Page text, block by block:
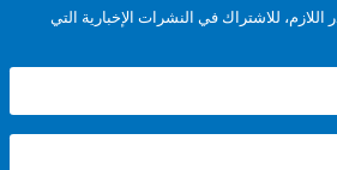
في النشرات الإخبارية التي